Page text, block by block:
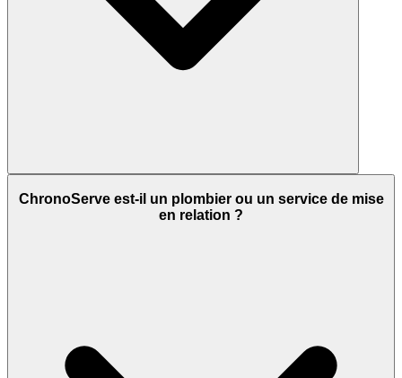
ChronoServe est-il un plombier ou un service de mise
en relation ?